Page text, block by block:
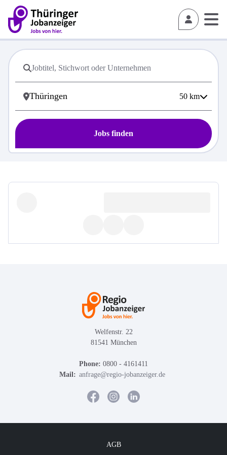
50 km
Jobs finden
Welfenstr. 22
81541 München
Phone: 0800 - 4161411
Mail: anfrage@regio-jobanzeiger.de
AGB